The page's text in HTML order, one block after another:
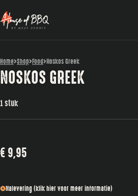
Home Shop Food Noskos Greek
NOSKOS GREEK
1 stuk
€ 9,95
Nalevering (klik hier voor meer informatie)